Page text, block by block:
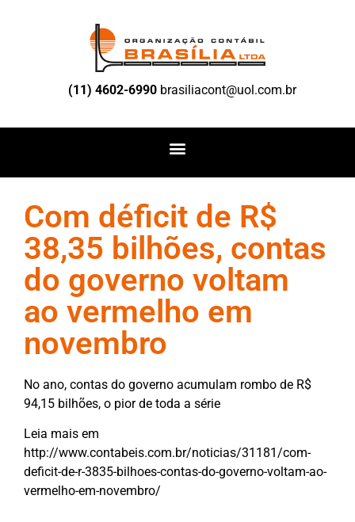
(11) 4602-6990 brasiliacont@uol.com.br
Com déficit de R$
38,35 bilhões, contas
do governo voltam
ao vermelho em
novembro
No ano, contas do governo acumulam rombo de R$
94,15 bilhões, o pior de toda a série
Leia mais em
http://www.contabeis.com.br/noticias/31181/com-
deficit-de-r-3835-bilhoes-contas-do-governo-voltam-ao-
vermelho-em-novembro/